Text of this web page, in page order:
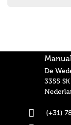
De
3355
(+31)